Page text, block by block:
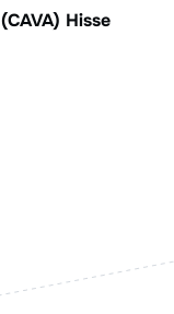
(CAVA) Hisse